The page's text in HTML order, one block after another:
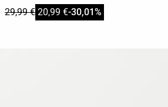
29,99 € 20,99 €-30,01%